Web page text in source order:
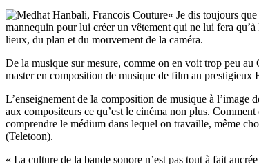
« Je dis toujours
mannequin pour lui créer un vêtement qui ne lui fera
lieux, du plan et du mouvement de la caméra.
De la musique sur mesure, comme on en voit trop peu
master en composition de musique de film au prestigieux
L’enseignement de la composition de musique à l’image
aux compositeurs ce qu’est le cinéma non plus.
comprendre le médium dans lequel on travaille, même
(Teletoon).
« La culture de la bande sonore n’est pas tout à fait